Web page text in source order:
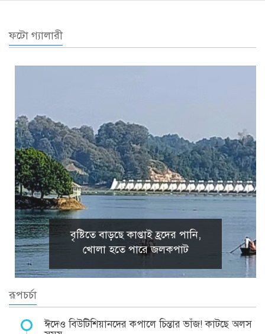
ফটো গ্যালারী
বৃষ্টিতে বাড়ছে কাপ্তাই হ্রদের পানি,
খোলা হতে পারে জলকপাট
রূপচর্চা
ঈদেও বিউটিশিয়ানদের কপালে চিন্তার ভাঁজ! কাটছে অলস